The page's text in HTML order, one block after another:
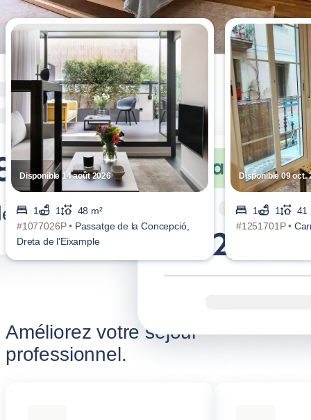
Disponible 14 août 2026
1 1
48 m²
#1077026P • Passatge de la Concepció,
Dreta de l'Eixample
Disponible 09 oct.
1 1
41
#1251701P •
Améliorez votre séjour
professionnel.